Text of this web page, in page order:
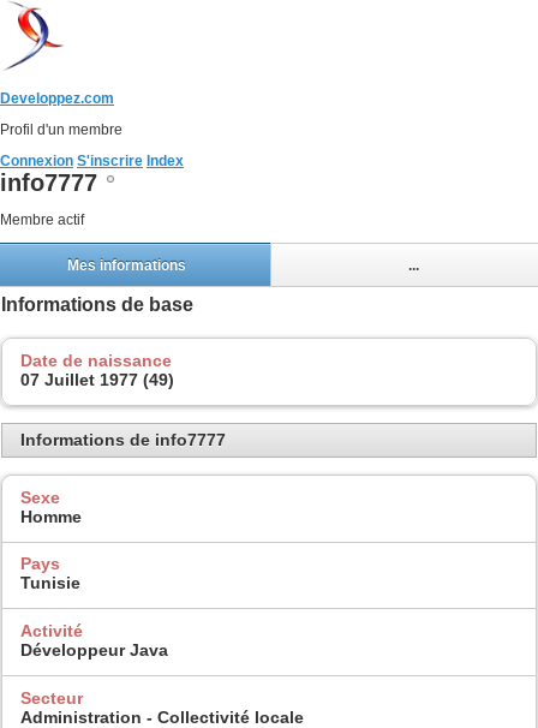
Developpez.com
Profil d'un membre
Connexion S'inscrire Index
info7777
Membre actif
Mes informations ...
Informations de base
Date de naissance
07 Juillet 1977 (49)
Informations de info7777
Sexe
Homme
Pays
Tunisie
Activité
Développeur Java
Secteur
Administration - Collectivité locale